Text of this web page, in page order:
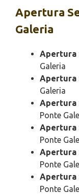
Apertura
Galeria
Apertura
Galeria
Apertura
Galeria
Apertura
Ponte
Apertura
Ponte
Apertura
Ponte
Apertura
Ponte